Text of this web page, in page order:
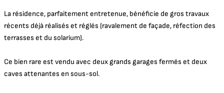
La résidence, parfaitement entretenue, bénéficie de gros travaux
récents déjà réalisés et réglés (ravalement de façade, réfection des
terrasses et du solarium).
Ce bien rare est vendu avec deux grands garages fermés et deux
caves attenantes en sous-sol.